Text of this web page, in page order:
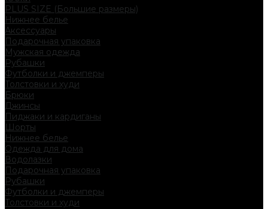
PLUS SIZE (Большие размеры)
Нижнее белье
Аксессуары
Подарочная упаковка
Мужская одежда
Рубашки
Футболки и джемперы
Толстовки и худи
Брюки
Джинсы
Пиджаки и кардиганы
Шорты
Нижнее белье
Одежда для дома
Водолазки
Подарочная упаковка
Рубашки
Футболки и джемперы
Толстовки и худи